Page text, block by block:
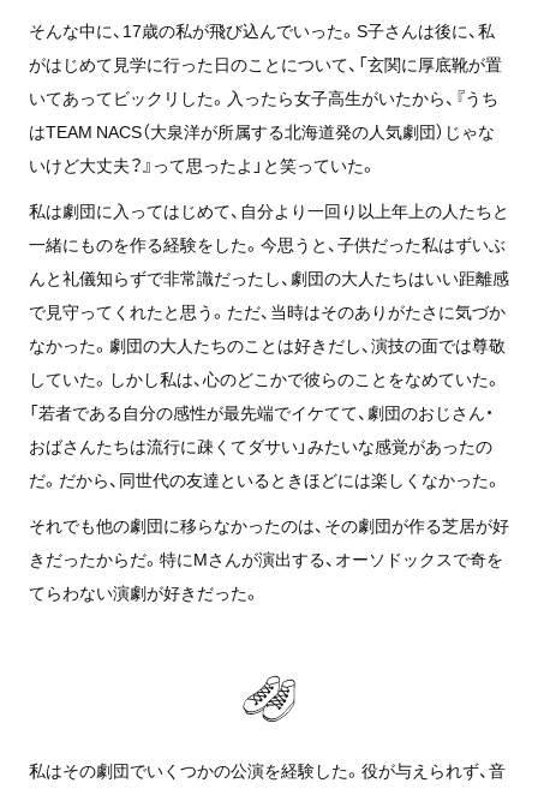
そんな中に、17歳の私が飛び込んでいった。S子さんは後に、私
がはじめて見学に行った日のことについて、「玄関に厚底靴が置
いてあってビックリした。入ったら女子高生がいたから、『うち
はTEAM NACS（大泉洋が所属する北海道発の人気劇団）じゃな
いけど大丈夫？』って思ったよ」と笑っていた。
私は劇団に入ってはじめて、自分より一回り以上年上の人たちと
一緒にものを作る経験をした。今思うと、子供だった私はずいぶ
んと礼儀知らずで非常識だったし、劇団の大人たちはいい距離感
で見守ってくれたと思う。ただ、当時はそのありがたさに気づか
なかった。劇団の大人たちのことは好きだし、演技の面では尊敬
していた。しかし私は、心のどこかで彼らのことをなめていた。
「若者である自分の感性が最先端でイケてて、劇団のおじさん・
おばさんたちは流行に疎くてダサい」みたいな感覚があったの
だ。だから、同世代の友達といるときほどには楽しくなかった。
それでも他の劇団に移らなかったのは、その劇団が作る芝居が好
きだったからだ。特にMさんが演出する、オーソドックスで奇を
てらわない演劇が好きだった。
私はその劇団でいくつかの公演を経験した。役が与えられず、音